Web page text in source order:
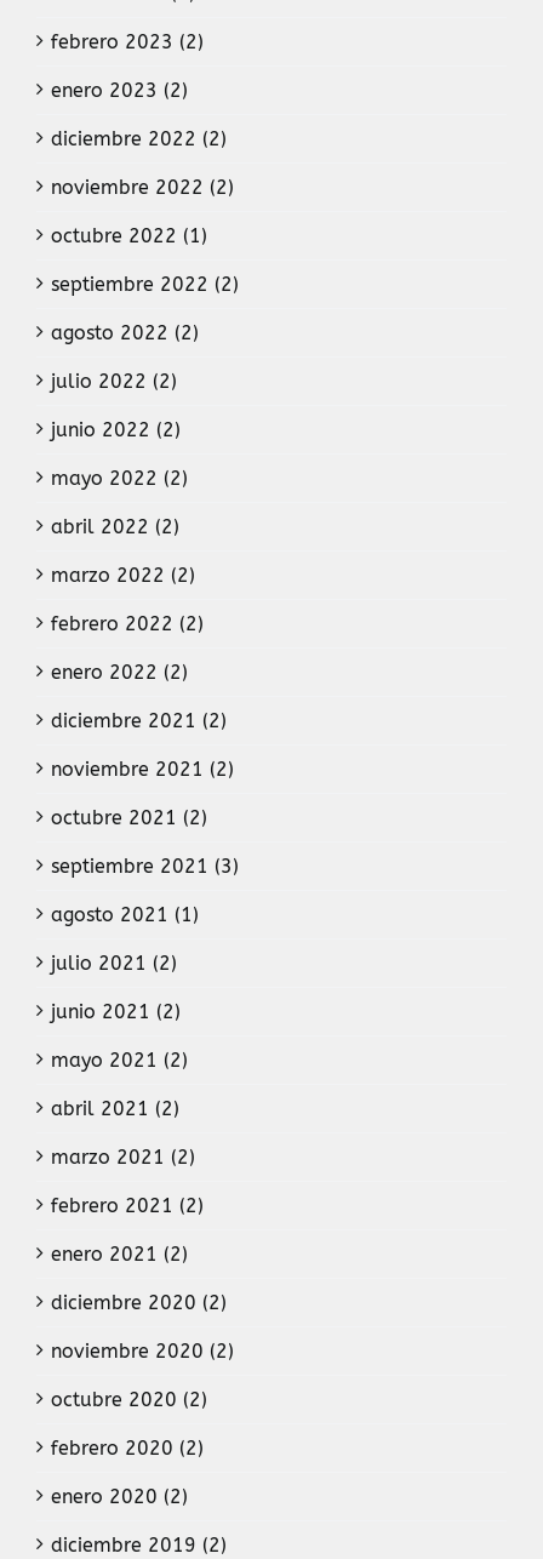
febrero 2023 (2)
enero 2023 (2)
diciembre 2022 (2)
noviembre 2022 (2)
octubre 2022 (1)
septiembre 2022 (2)
agosto 2022 (2)
julio 2022 (2)
junio 2022 (2)
mayo 2022 (2)
abril 2022 (2)
marzo 2022 (2)
febrero 2022 (2)
enero 2022 (2)
diciembre 2021 (2)
noviembre 2021 (2)
octubre 2021 (2)
septiembre 2021 (3)
agosto 2021 (1)
julio 2021 (2)
junio 2021 (2)
mayo 2021 (2)
abril 2021 (2)
marzo 2021 (2)
febrero 2021 (2)
enero 2021 (2)
diciembre 2020 (2)
noviembre 2020 (2)
octubre 2020 (2)
febrero 2020 (2)
enero 2020 (2)
diciembre 2019 (2)